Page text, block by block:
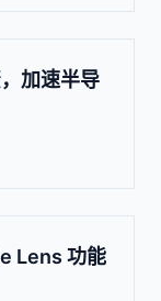
加速半导
Lens 功能